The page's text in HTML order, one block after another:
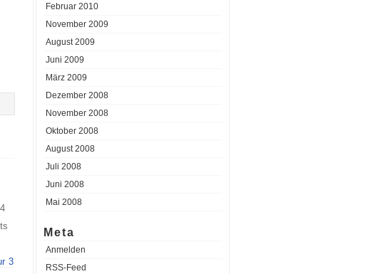
Februar 2010
November 2009
August 2009
Juni 2009
März 2009
Dezember 2008
November 2008
Oktober 2008
August 2008
Juli 2008
Juni 2008
Mai 2008
Meta
Anmelden
RSS-Feed
3